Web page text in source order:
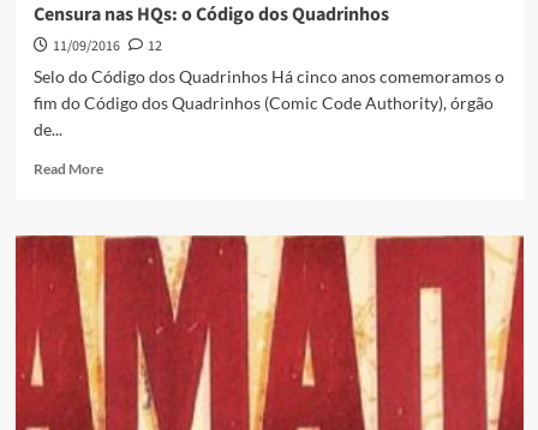
Censura nas HQs: o Código dos Quadrinhos
11/09/2016
12
Selo do Código dos Quadrinhos Há cinco anos comemoramos o
fim do Código dos Quadrinhos (Comic Code Authority), órgão
de...
Read More